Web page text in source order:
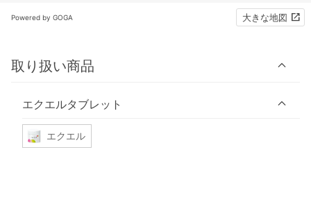
Powered by GOGA 大きな地図
取り扱い商品
エクエルタブレット
エクエル